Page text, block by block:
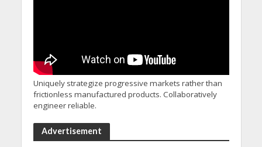
Uniquely strategize progressive markets rather than
frictionless manufactured products. Collaboratively
engineer reliable.
Advertisement